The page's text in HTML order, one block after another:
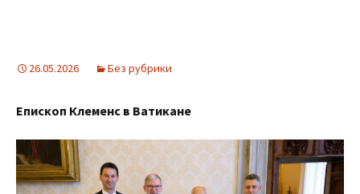
26.05.2026 Без рубрики
Епископ Клеменс в Ватикане